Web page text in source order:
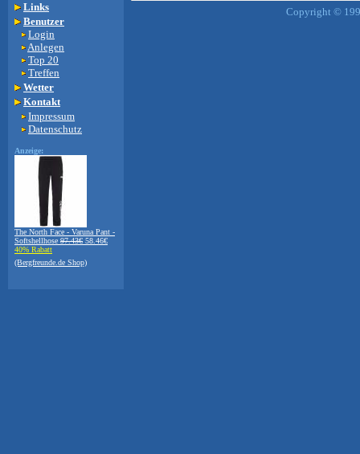
Links
Benutzer
Login
Anlegen
Top 20
Treffen
Wetter
Kontakt
Impressum
Datenschutz
Anzeige:
The North Face - Varuna Pant -
Softshellhose 97.43€ 58.46€
40% Rabatt
(Bergfreunde.de Shop)
Copyright ©